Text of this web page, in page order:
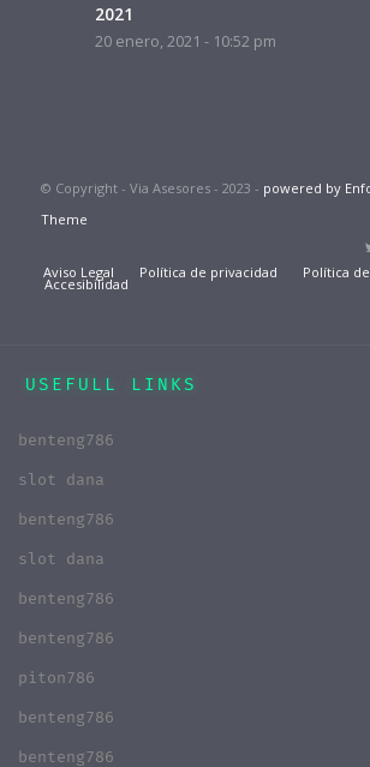
2021
20 enero, 2021 - 10:52 pm
© Copyright - Via Asesores - 2023 - powered by
Theme
Aviso Legal Política de privacidad Política
Accesibilidad
USEFULL LINKS
benteng786
slot dana
benteng786
slot dana
benteng786
benteng786
piton786
benteng786
benteng786